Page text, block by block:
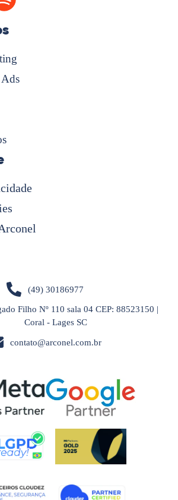
(49) 30186977
Filho Nº 110 sala 04 CEP: 88523150 |
Coral - Lages SC
contato@arconel.com.br